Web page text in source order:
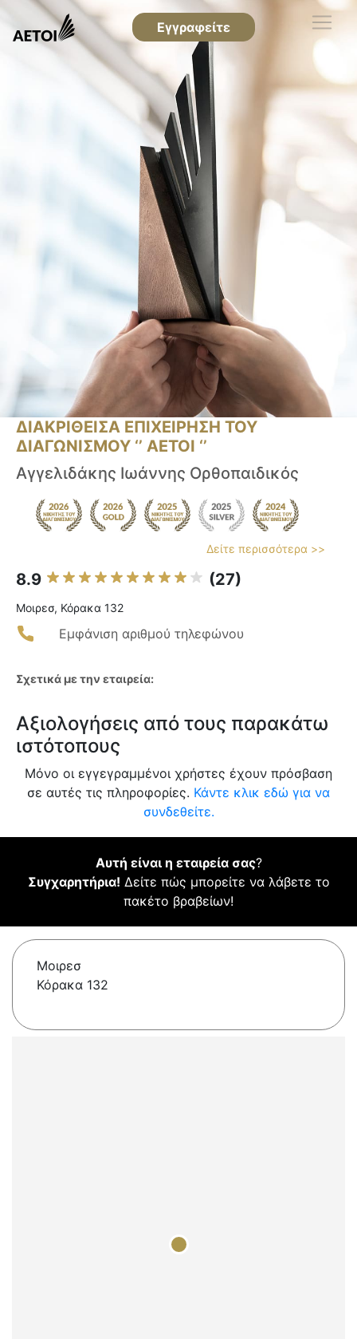
Εγγραφείτε
ΔΙΑΚΡΙΘΕΙΣΑ ΕΠΙΧΕΙΡΗΣΗ ΤΟΥ
ΔΙΑΓΩΝΙΣΜΟΥ ‘’ ΑΕΤΟΙ ‘’
Αγγελιδάκης Ιωάννης Ορθοπαιδικός
Δείτε περισσότερα >>
8.9 (27)
Μοιρεσ, Κόρακα 132
Εμφάνιση αριθμού τηλεφώνου
Σχετικά με την εταιρεία:
Αξιολογήσεις από τους παρακάτω
ιστότοπους
Μόνο οι εγγεγραμμένοι χρήστες έχουν πρόσβαση
σε αυτές τις πληροφορίες. Κάντε κλικ εδώ για να
συνδεθείτε.
Αυτή είναι η εταιρεία σας?
Συγχαρητήρια! Δείτε πώς μπορείτε να λάβετε το
πακέτο βραβείων!
Μοιρεσ
Κόρακα 132